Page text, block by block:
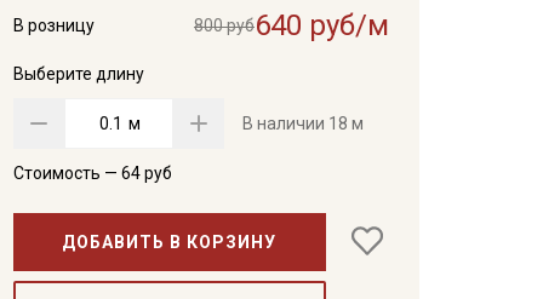
В розницу 800 руб640 руб/м
Выберите длину
м В наличии 18 м
Стоимость — 64руб
ДОБАВИТЬ В КОРЗИНУ